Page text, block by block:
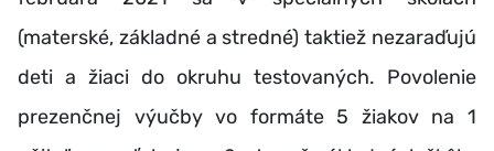
(materské, základné a stredné) taktiež nezaraďujú
deti a žiaci do okruhu testovaných. Povolenie
prezenčnej výučby vo formáte 5 žiakov na 1